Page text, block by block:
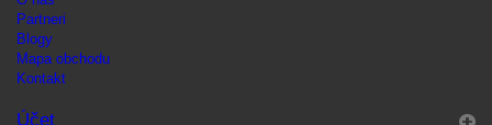
Partneri
Blogy
Mapa obchodu
Kontakt
Účet